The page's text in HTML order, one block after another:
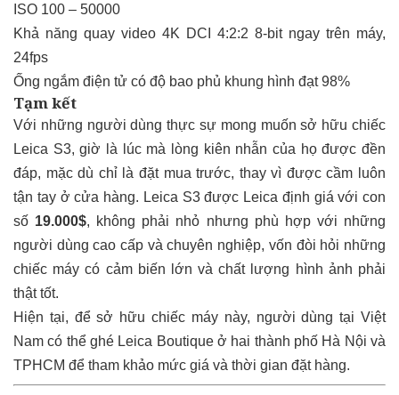
ISO 100 – 50000
Khả năng quay video 4K DCI 4:2:2 8-bit ngay trên máy,
24fps
Ống ngắm điện tử có độ bao phủ khung hình đạt 98%
Tạm kết
Với những người dùng thực sự mong muốn sở hữu chiếc
Leica S3, giờ là lúc mà lòng kiên nhẫn của họ được đền
đáp, mặc dù chỉ là đặt mua trước, thay vì được cầm luôn
tận tay ở cửa hàng. Leica S3 được Leica định giá với con
số 19.000$, không phải nhỏ nhưng phù hợp với những
người dùng cao cấp và chuyên nghiệp, vốn đòi hỏi những
chiếc máy có cảm biến lớn và chất lượng hình ảnh phải
thật tốt.
Hiện tại, để sở hữu chiếc máy này, người dùng tại Việt
Nam có thể ghé Leica Boutique ở hai thành phố Hà Nội và
TPHCM để tham khảo mức giá và thời gian đặt hàng.